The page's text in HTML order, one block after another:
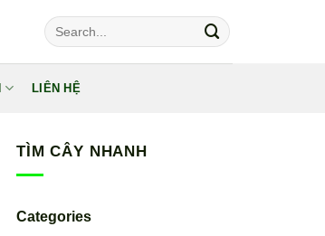
Tìm
kiếm:
LIÊN HỆ
TÌM CÂY NHANH
Categories